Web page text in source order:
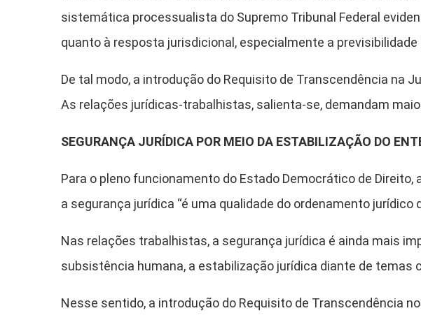
sistemática processualista do Supremo Tribunal Federal
quanto à resposta jurisdicional, especialmente a
De tal modo, a introdução do Requisito de Transcendência na
As relações jurídicas-trabalhistas, salienta-se, demandam
SEGURANÇA JURÍDICA POR MEIO DA ESTABILIZAÇÃO DO
Para o pleno funcionamento do Estado Democrático de
a segurança jurídica “é uma qualidade do ordenamento
Nas relações trabalhistas, a segurança jurídica é ainda mais
subsistência humana, a estabilização jurídica diante de temas
Nesse sentido, a introdução do Requisito de Transcendência